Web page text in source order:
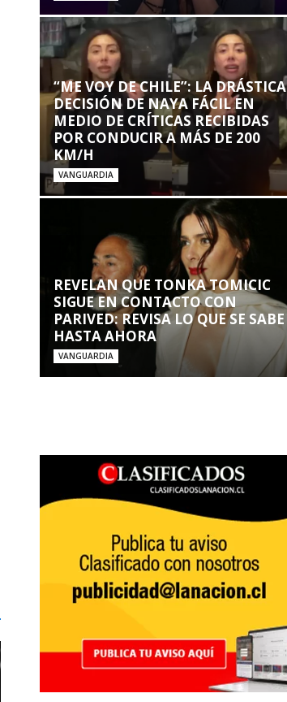
“ME VOY DE CHILE”: LA DRÁSTICA
DECISIÓN DE NAYA FÁCIL EN
MEDIO DE CRÍTICAS RECIBIDAS
POR CONDUCIR A MÁS DE 200
KM/H
VANGUARDIA
REVELAN QUE TONKA TOMICIC
SIGUE EN CONTACTO CON
PARIVED: REVISA LO QUE SE SABE
HASTA AHORA
VANGUARDIA